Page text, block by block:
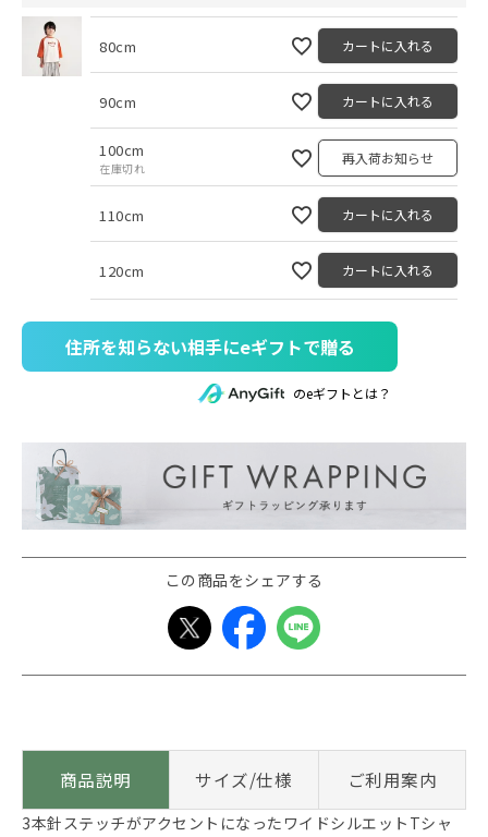
80cm カートに入れる
90cm カートに入れる
100cm
在庫切れ
再入荷お知らせ
110cm カートに入れる
120cm カートに入れる
住所を知らない相手にeギフトで贈る
のeギフトとは？
この商品をシェアする
商品説明 サイズ/仕様 ご利用案内
3本針ステッチがアクセントになったワイドシルエットTシャ